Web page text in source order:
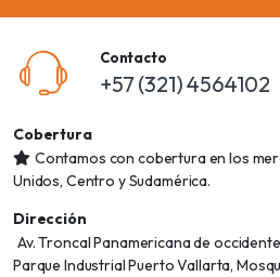
Contacto
+57 (321) 4564102
Cobertura
Contamos con cobertura en los
Unidos, Centro y Sudamérica.
Dirección
Av. Troncal Panamericana de
Parque Industrial Puerto Vallarta,